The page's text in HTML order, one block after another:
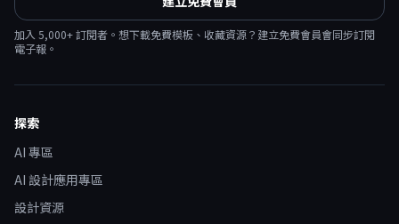
加入 5,000+ 訂閱者。想下載免費模板、收藏資源？建立免費會員會同步訂閱
電子報。
探索
AI 專區
AI 設計應用專區
設計資源